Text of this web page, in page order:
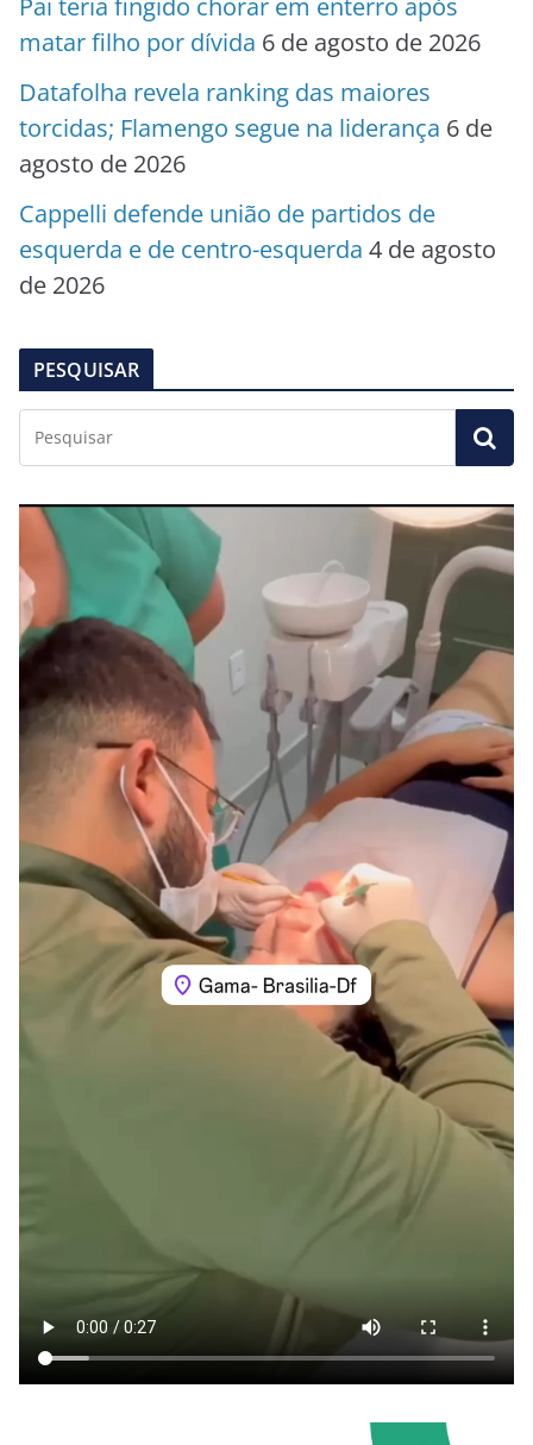
Pai teria fingido chorar em enterro após
matar filho por dívida 6 de agosto de 2026
Datafolha revela ranking das maiores
torcidas; Flamengo segue na liderança 6 de
agosto de 2026
Cappelli defende união de partidos de
esquerda e de centro-esquerda 4 de agosto
de 2026
PESQUISAR